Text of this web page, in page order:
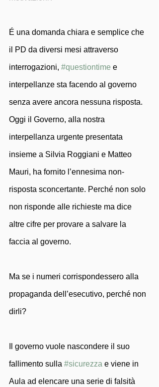
É una domanda chiara e semplice che
il PD da diversi mesi attraverso
interrogazioni, #questiontime e
interpellanze sta facendo al governo
senza avere ancora nessuna risposta.
Oggi il Governo, alla nostra
interpellanza urgente presentata
insieme a Silvia Roggiani e Matteo
Mauri, ha fornito l’ennesima non-
risposta sconcertante. Perché non solo
non risponde alle richieste ma dice
altre cifre per provare a salvare la
faccia al governo.
Ma se i numeri corrispondessero alla
propaganda dell’esecutivo, perché non
dirli?
Il governo vuole nascondere il suo
fallimento sulla #sicurezza e viene in
Aula ad elencare una serie di falsità